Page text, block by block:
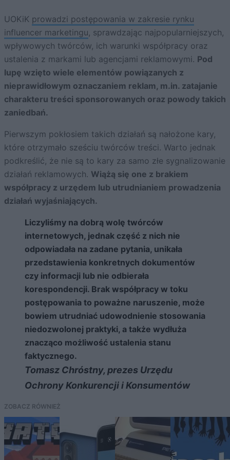
UOKiK prowadzi postępowania w zakresie rynku
influencer marketingu, sprawdzając najpopularniejszych,
wpływowych twórców, ich warunki współpracy oraz
ustalenia z markami lub agencjami reklamowymi. Pod
lupę wzięto wiele elementów powiązanych z
nieprawidłowym oznaczaniem reklam, m.in. zatajanie
charakteru treści sponsorowanych oraz powody takich
zaniedbań.
Pierwszym pokłosiem takich działań są nałożone kary,
które otrzymało sześciu twórców treści. Warto jednak
podkreślić, że nie są to kary za samo złe sygnalizowanie
działań reklamowych. Wiążą się one z brakiem
współpracy z urzędem lub utrudnianiem prowadzenia
działań wyjaśniających.
Liczyliśmy na dobrą wolę twórców
internetowych, jednak część z nich nie
odpowiadała na zadane pytania, unikała
przedstawienia konkretnych dokumentów
czy informacji lub nie odbierała
korespondencji. Brak współpracy w toku
postępowania to poważne naruszenie, może
bowiem utrudniać udowodnienie stosowania
niedozwolonej praktyki, a także wydłuża
znacząco możliwość ustalenia stanu
faktycznego.
Tomasz Chróstny, prezes Urzędu
Ochrony Konkurencji i Konsumentów
ZOBACZ RÓWNIEŻ